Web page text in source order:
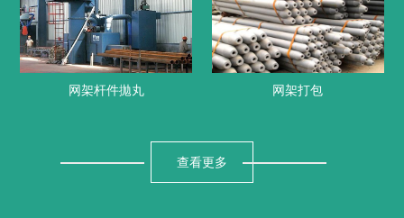
网架杆件拋丸 网架打包
查看更多